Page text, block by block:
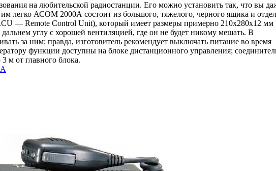
на любительской радиостанции. Его можно установить так, что вы
им легко АСОМ 2000А состоит из большого, тяжелого, черного ящика и
— Remote Control Unit), который имеет размеры примерно 210x280x12 мм
углу с хорошей вентиляцией, где он не будет никому мешать. В
за ним; правда, изготовитель рекомендует выключать питание во время
функции доступны на блоке дистанционного управления;
3 м от главного блока.